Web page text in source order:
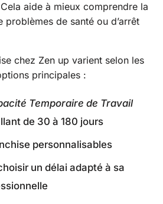
aide à mieux comprendre la
problèmes de santé ou d’arrêt
chez Zen up varient selon les
principales :
Temporaire de Travail
de 30 à 180 jours
personnalisables
un délai adapté à sa